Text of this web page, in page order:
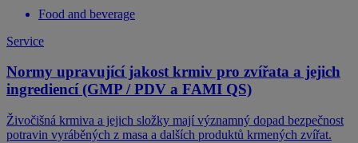
Food and beverage
Service
Normy upravující jakost krmiv pro zvířata a jejich
ingrediencí (GMP / PDV a FAMI QS)
Živočišná krmiva a jejich složky mají významný dopad bezpečnost
potravin vyráběných z masa a dalších produktů krmených zvířat.